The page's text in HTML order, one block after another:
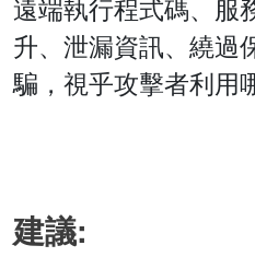
遠端執行程式碼、服
升、泄漏資訊、繞過
騙，視乎攻擊者利用
建議: